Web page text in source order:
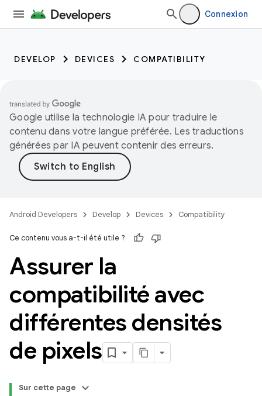
Connexion
DEVELOP DEVICES COMPATIBILITY
Google utilise la technologie IA pour traduire le
contenu dans votre langue préférée. Les traductions
générées par IA peuvent contenir des erreurs.
Android Developers Develop Devices Compatibility
Ce contenu vous a-t-il été utile ?
Assurer la
compatibilité avec
différentes densités
de pixels
Sur cette page